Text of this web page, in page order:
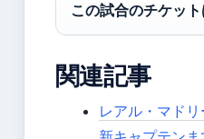
この試合のチケッ
関連記事
レアル・マド